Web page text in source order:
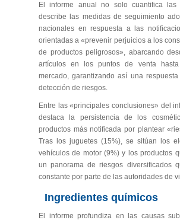
El informe anual no solo cuantifica
describe las medidas de seguimiento
nacionales en respuesta a las
orientadas a «prevenir perjuicios a los
de productos peligrosos», abarcando
artículos en los puntos de venta
mercado, garantizando así una
detección de riesgos.
Entre las «principales conclusiones» del
destaca la persistencia de los
productos más notificada por plantear
Tras los juguetes (15%), se sitúan los
vehículos de motor (9%) y los productos
un panorama de riesgos diversificados
constante por parte de las autoridades de
Ingredientes químicos
El informe profundiza en las causas